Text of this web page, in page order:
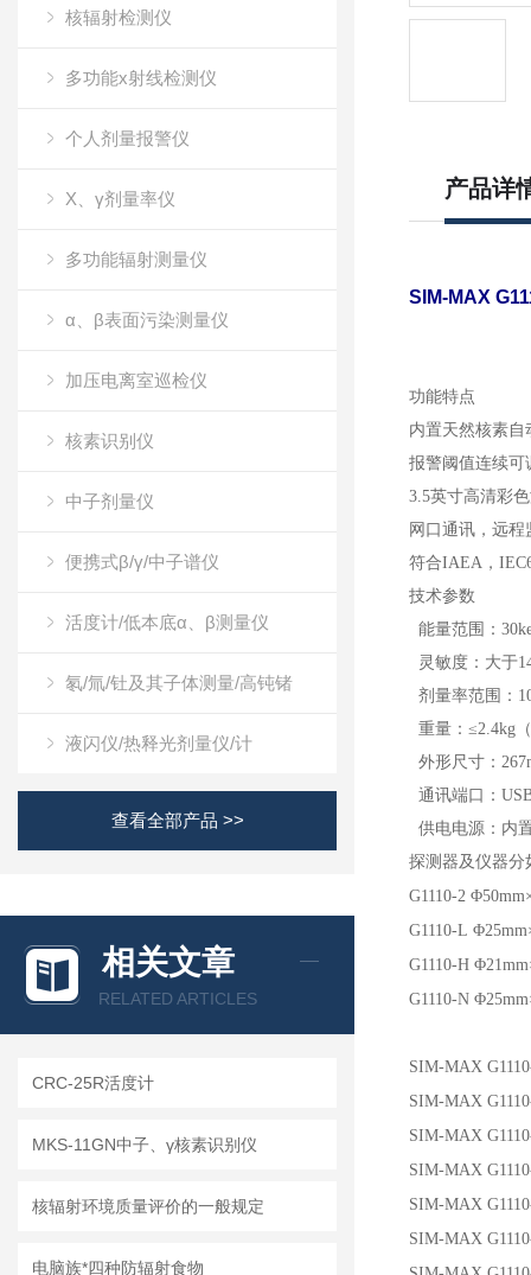
核辐射检测仪
多功能x射线检测仪
个人剂量报警仪
X、γ剂量率仪
多功能辐射测量仪
α、β表面污染测量仪
加压电离室巡检仪
核素识别仪
中子剂量仪
便携式β/γ/中子谱仪
活度计/低本底α、β测量仪
氡/氚/钍及其子体测量/高钝锗
液闪仪/热释光剂量仪/计
查看全部产品 >>
相关文章
RELATED ARTICLES
CRC-25R活度计
MKS-11GN中子、γ核素识别仪
核辐射环境质量评价的一般规定
电脑族*四种防辐射食物
产品详
SIM-MAX
功能特点
内置天然核素
报警阈值连续可
3.5英寸高清彩
网口通讯，远
符合IAEA，
技术参数
能量范围：
灵敏度：大于
剂量率范围：
重量：≤2.4kg
外形尺寸：
通讯端口：
供电电源：内
探测器及仪器分
G1110-2
G1110-L
G1110-H
G1110-N
SIM-MAX
SIM-MAX
SIM-MAX
SIM-MAX
SIM-MAX
SIM-MAX